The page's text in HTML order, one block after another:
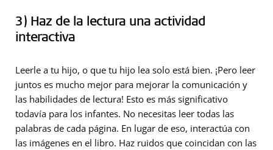
3) Haz de la lectura una actividad
interactiva
Leerle a tu hijo, o que tu hijo lea solo está bien. ¡Pero leer
juntos es mucho mejor para mejorar la comunicación y
las habilidades de lectura! Esto es más significativo
todavía para los infantes. No necesitas leer todas las
palabras de cada página. En lugar de eso, interactúa con
las imágenes en el libro. Haz ruidos que coincidan con las